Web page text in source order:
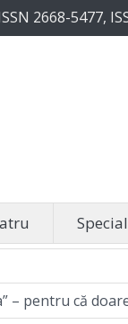
2668-5477,
Special
doare „O